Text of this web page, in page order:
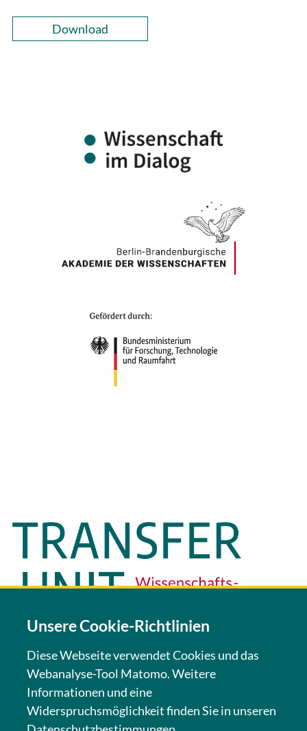
Download
Unsere Cookie-Richtlinien
Diese Webseite verwendet Cookies und das
Webanalyse-Tool Matomo. Weitere
Informationen und eine
Widerspruchsmöglichkeit finden Sie in unseren
KONTAKT
NEWSLETTER